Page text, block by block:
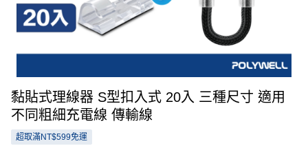
黏貼式理線器 S型扣入式 20入 三種尺寸 適用
不同粗細充電線 傳輸線
超取滿NT$599免運